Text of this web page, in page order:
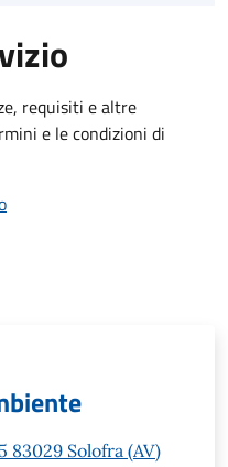
requisiti e altre
e le condizioni di
83029 Solofra (AV)